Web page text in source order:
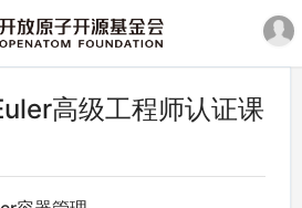
高级工程师认证课